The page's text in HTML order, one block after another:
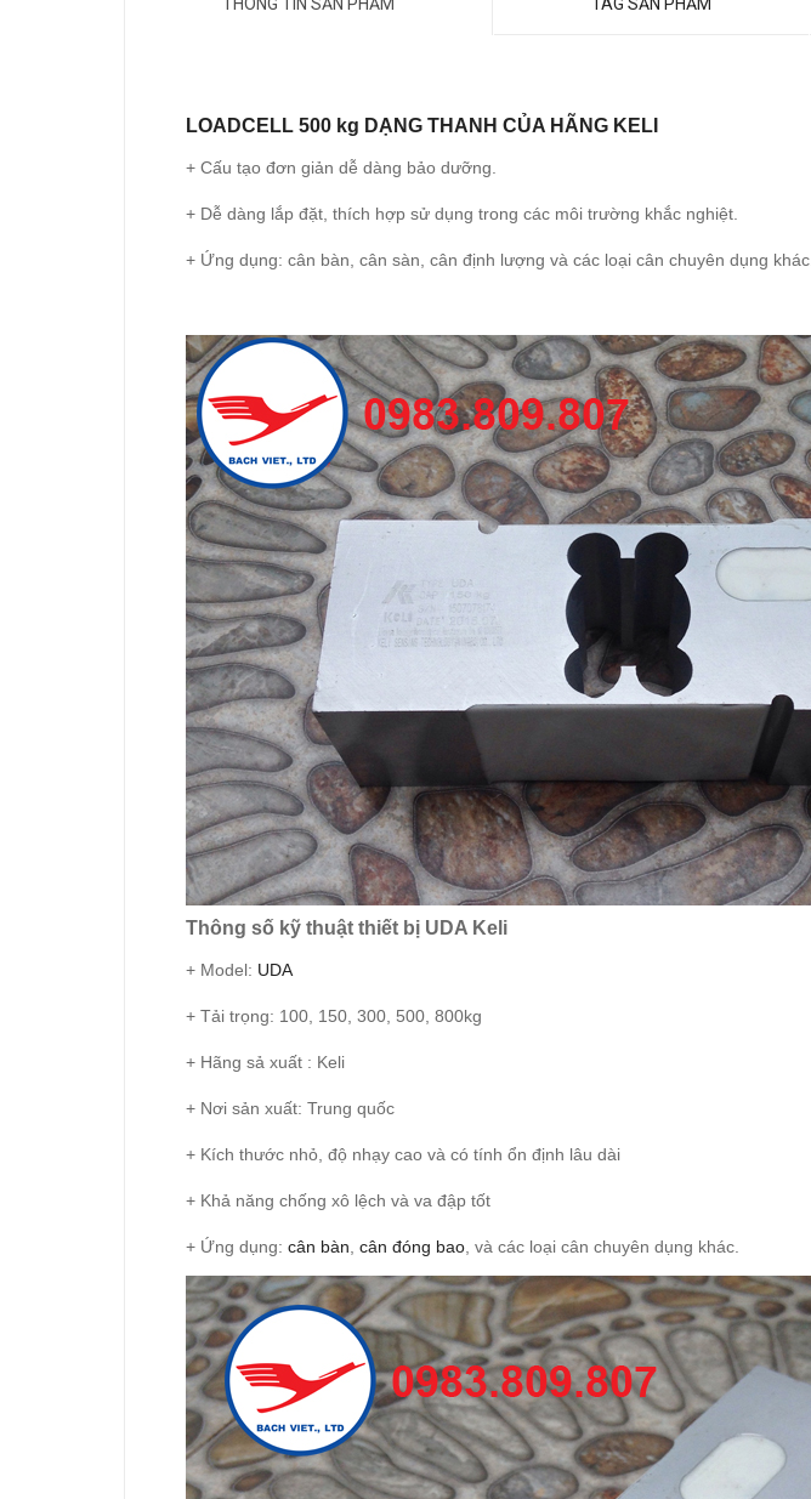
LOADCELL 500 kg DẠNG THANH CỦA HÃNG KELI
+ Cấu tạo đơn giản dễ dàng bảo dưỡng.
+ Dễ dàng lắp đặt, thích hợp sử dụng trong các môi trường khắc nghiệt.
+ Ứng dụng: cân bàn, cân sàn, cân định lượng và các loại cân chuyên dụng khác.
Thông số kỹ thuật thiết bị UDA Keli
+ Model: UDA
+ Tải trọng: 100, 150, 300, 500, 800kg
+ Hãng sả xuất : Keli
+ Nơi sản xuất: Trung quốc
+ Kích thước nhỏ, độ nhạy cao và có tính ổn định lâu dài
+ Khả năng chống xô lệch và va đập tốt
+ Ứng dụng: cân bàn cân đóng bao , và các loại cân chuyên dụng khác.